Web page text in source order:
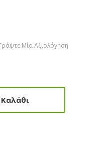
Μία Αξιολόγηση
Καλάθι